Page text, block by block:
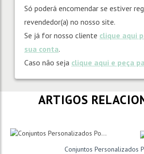
Só poderá encomendar se estiver
revendedor(a) no nosso site.
Se já for nosso cliente clique aqui
sua conta.
Caso não seja clique aqui e peça
ARTIGOS
Conjuntos Personalizados